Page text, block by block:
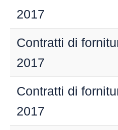
contratti
Archivio bandi
Archivio
organizzazione
2017
Contratti di
2017
Contratti di
2017